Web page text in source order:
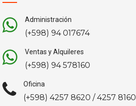
Administración
(+598) 94 017674
Ventas y Alquileres
(+598) 94 578160
Oficina
(+598) 4257 8620 / 4257 8160